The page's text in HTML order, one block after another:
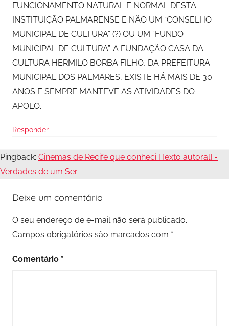
FUNCIONAMENTO NATURAL E NORMAL DESTA
INSTITUIÇÃO PALMARENSE E NÃO UM “CONSELHO
MUNICIPAL DE CULTURA” (?) OU UM “FUNDO
MUNICIPAL DE CULTURA”. A FUNDAÇÃO CASA DA
CULTURA HERMILO BORBA FILHO, DA PREFEITURA
MUNICIPAL DOS PALMARES, EXISTE HÁ MAIS DE 30
ANOS E SEMPRE MANTEVE AS ATIVIDADES DO
APOLO.
Responder
Pingback: Cinemas de Recife que conheci [Texto autoral] -
Verdades de um Ser
Deixe um comentário
O seu endereço de e-mail não será publicado.
Campos obrigatórios são marcados com *
Comentário *